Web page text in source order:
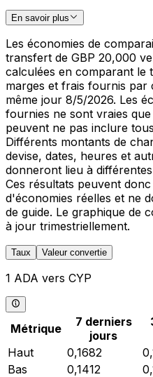
En savoir plus
Les économies de
transfert de GBP 20,000
calculées en comparant le
marges et frais fournis par
même jour 8/5/2026. Les
fournies ne sont vraies
peuvent ne pas inclure
Différents montants de
devise, dates, heures et
donneront lieu à
Ces résultats peuvent
d'économies réelles et ne
de guide. Le graphique de
à jour trimestriellement.
Taux Valeur convertie
1 ADA vers CYP
Métrique
7 derniers
jours
Haut
0,1682
Bas
0,1412